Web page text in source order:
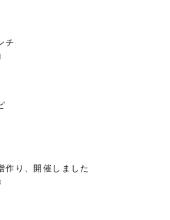
チ
作り、開催しました